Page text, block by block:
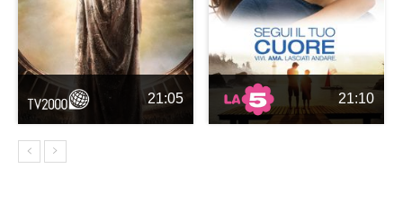
21:05 21:10